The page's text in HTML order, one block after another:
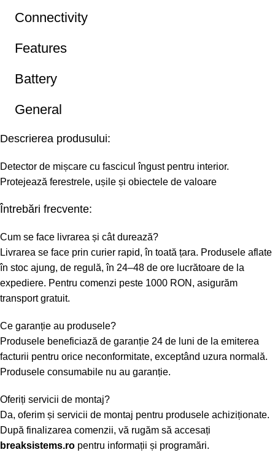
Connectivity
Features
Battery
General
Descrierea produsului:
Detector de mișcare cu fascicul îngust pentru interior.
Protejează ferestrele, ușile și obiectele de valoare
Întrebări frecvente:
Cum se face livrarea și cât durează?
Livrarea se face prin curier rapid, în toată țara. Produsele aflate
în stoc ajung, de regulă, în 24–48 de ore lucrătoare de la
expediere. Pentru comenzi peste 1000 RON, asigurăm
transport gratuit.
Ce garanție au produsele?
Produsele beneficiază de garanție 24 de luni de la emiterea
facturii pentru orice neconformitate, exceptând uzura normală.
Produsele consumabile nu au garanție.
Oferiți servicii de montaj?
Da, oferim și servicii de montaj pentru produsele achiziționate.
După finalizarea comenzii, vă rugăm să accesați
breaksistems.ro pentru informații și programări.